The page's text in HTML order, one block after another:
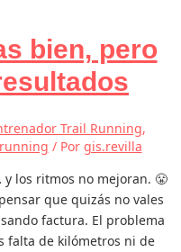
bien, pero
Trail Running,
/ Por gis.revilla
los ritmos no mejoran. 😤
que quizás no vales
factura. El problema
falta de kilómetros ni de